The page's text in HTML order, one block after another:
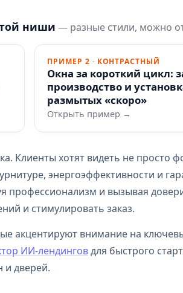
ниши — разные стили, можно
ПРИМЕР 2 · КОНТРАСТНЫЙ
Окна за короткий цикл:
производство и
размытых «скоро»
Открыть пример →
Клиенты хотят видеть не просто
энергоэффективности и
профессионализм и вызывая
и стимулировать заказ.
акцентируют внимание на
ИИ-лендинговдля быстрого
и дверей.